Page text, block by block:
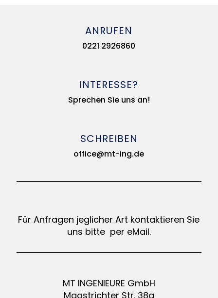
ANRUFEN
0221 2926860
INTERESSE?
Sprechen Sie uns an!
SCHREIBEN
office@mt-ing.de
Für Anfragen jeglicher Art kontaktieren Sie
uns bitte per eMail.
MT INGENIEURE GmbH
Maastrichter Str. 38a